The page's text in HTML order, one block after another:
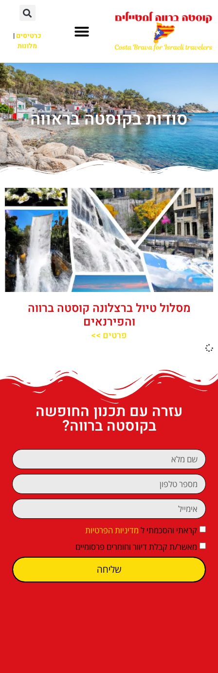
כרטיסים|
מלונות
סודות בקוסטה בראווה
מסלול טיול ברצלונה קוסטה ברווה
והפירנאים
פרטים >>
עזרה עם תכנון החופשה
בקוסטה ברווה?
קראתי והסכמתי ל מדיניות הפרטיות
מאשר/ת קבלת דיוור וחומרים פרסומיים
שליחה